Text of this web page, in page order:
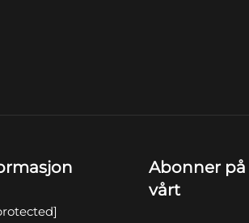
Abonner
vårt